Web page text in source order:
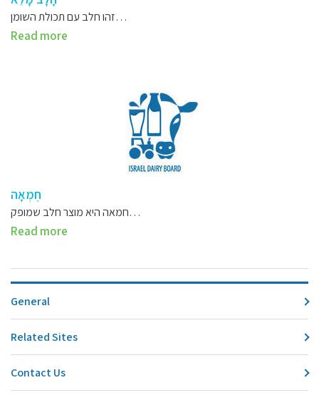
זהו חלב עם תכולת השומן…
Read more
חֶמְאָה
חמאה היא מוצר חלב שמופק…
Read more
General
Related Sites
Contact Us